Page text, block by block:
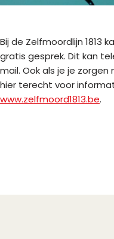
Bij de Zelfmoordlijn 1813
gratis gesprek. Dit kan
mail. Ook als je je
hier terecht voor
www.zelfmoord1813.be.